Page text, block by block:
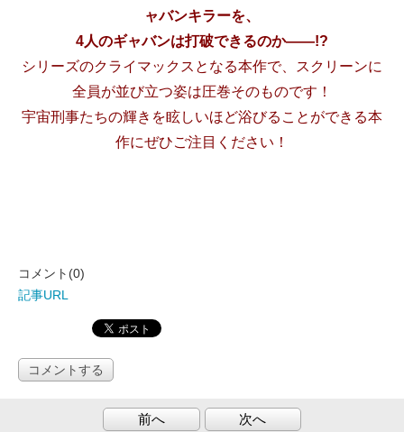
ャバンキラーを、
4人のギャバンは打破できるのか――!?
シリーズのクライマックスとなる本作で、スクリーンに
全員が並び立つ姿は圧巻そのものです！
宇宙刑事たちの輝きを眩しいほど浴びることができる本
作にぜひご注目ください！
コメント(0)
記事URL
コメントする
前へ 次へ